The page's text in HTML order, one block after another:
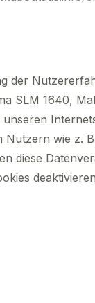
der
SLM 1640,
Nutzern wie z.
diese